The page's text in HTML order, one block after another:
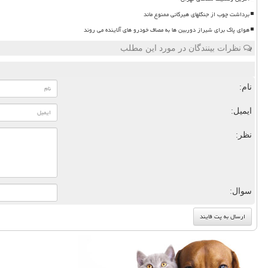
برداشت چوب از جنگلهای هیرکانی ممنوع ماند
هوای پاک برای شیراز دوربین ها به مصاف خودرو های آلاینده می روند
نظرات بینندگان در مورد این مطلب
نام:
ایمیل:
نظر:
سوال: